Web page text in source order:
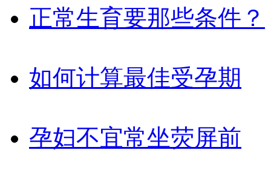
正常生育要那些条件？
如何计算最佳受孕期
孕妇不宜常坐荧屏前